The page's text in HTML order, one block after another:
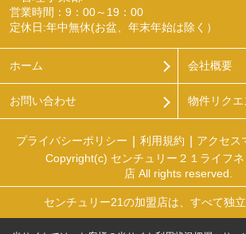
営業時間：9：00～19：00
定休日:年中無休(お盆、年末年始は除く）
ホーム 会社概要
お問い合わせ 物件リクエ
プライバシーポリシー 利用規約 アクセス
Copyright(c) センチュリー２１ライフ
店 All rights reserved.
センチュリー21の加盟店は、すべて独立